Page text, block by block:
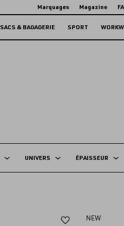
Marquages Magazine
SACS & BAGAGERIE SPORT
UNIVERS ÉPAISSEUR
Ajouter
NEW